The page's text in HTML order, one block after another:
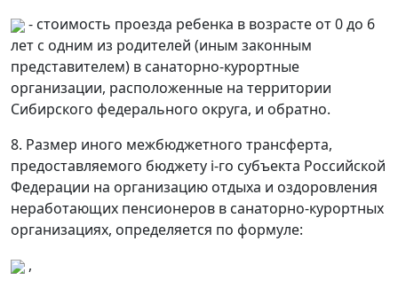
- стоимость проезда ребенка в возрасте от 0 до 6
лет с одним из родителей (иным законным
представителем) в санаторно-курортные
организации, расположенные на территории
Сибирского федерального округа, и обратно.
8. Размер иного межбюджетного трансферта,
предоставляемого бюджету i-го субъекта Российской
Федерации на организацию отдыха и оздоровления
неработающих пенсионеров в санаторно-курортных
организациях, определяется по формуле:
,